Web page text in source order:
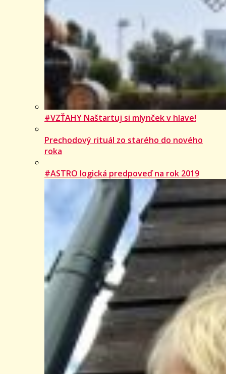
#VZŤAHY Naštartuj si mlynček v hlave!
Prechodový rituál zo starého do nového
roka
#ASTRO logická predpoveď na rok 2019